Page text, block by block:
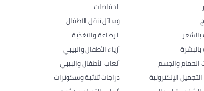
بالشعر
بالبشرة
الحمام والجسم
الإلكترونية
الحفاضات
وسائل تنقل الأطفال
الرضاعة والتغذية
أزياء الأطفال والبيبي
ألعاب الأطفال والبيبي
دراجات ثلاثية وسكوترات